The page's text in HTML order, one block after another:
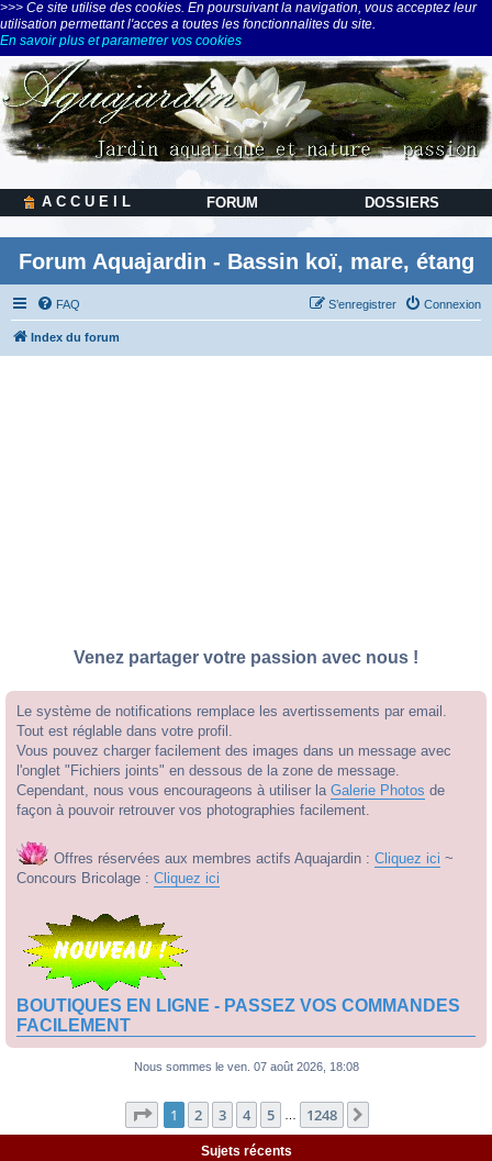
>>> Ce site utilise des cookies. En poursuivant la navigation, vous acceptez leur
utilisation permettant l'acces a toutes les fonctionnalites du site.
En savoir plus et parametrer vos cookies
A C C U E I L FORUM DOSSIERS
Forum Aquajardin - Bassin koï, mare, étang
FAQ Connexion
S’enregistrer
Index du forum
Venez partager votre passion avec nous !
Le système de notifications remplace les avertissements par email.
Tout est réglable dans votre profil.
Vous pouvez charger facilement des images dans un message avec
l'onglet "Fichiers joints" en dessous de la zone de message.
Cependant, nous vous encourageons à utiliser la Galerie Photos de
façon à pouvoir retrouver vos photographies facilement.
Offres réservées aux membres actifs Aquajardin : Cliquez ici ~
Concours Bricolage : Cliquez ici
BOUTIQUES EN LIGNE - PASSEZ VOS COMMANDES
FACILEMENT
Nous sommes le ven. 07 août 2026, 18:08
Page 1sur1248
1 2 3 4 5 1248
Sujets récents